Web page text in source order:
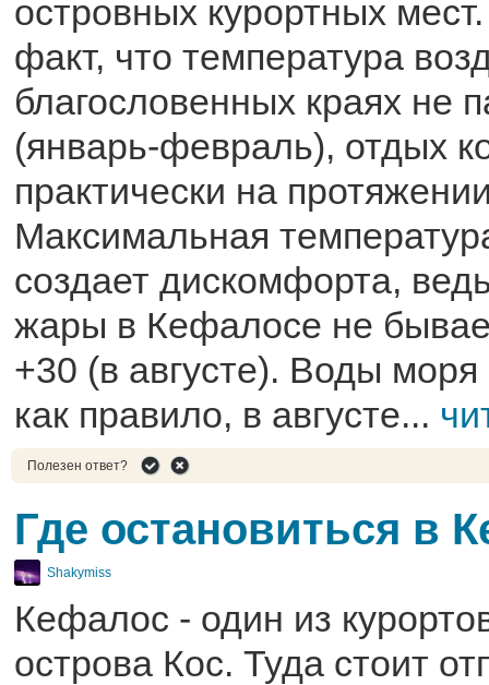
островных курортных
факт, что температура
благословенных краях не
(январь-февраль), отдых
практически на
Максимальная
создает дискомфорта,
жары в Кефалосе не
+30 (в августе). Воды
как правило, в августе...
Полезен ответ?
Где остановиться в
Shakymiss
Кефалос - один из
острова Кос. Туда стоит